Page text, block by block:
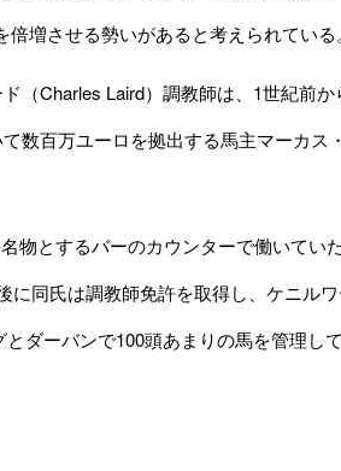
増させる勢いがあると考えられている。
（Charles Laird）調教師は、1世紀前か
数百万ユーロを拠出する馬主マーカス
物とするバーのカウンターで働いてい
同氏は調教師免許を取得し、ケニル
ダーバンで100頭あまりの馬を管理し